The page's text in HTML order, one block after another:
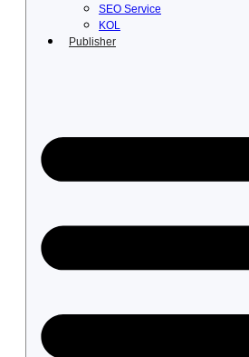
SEO Service
KOL
Publisher